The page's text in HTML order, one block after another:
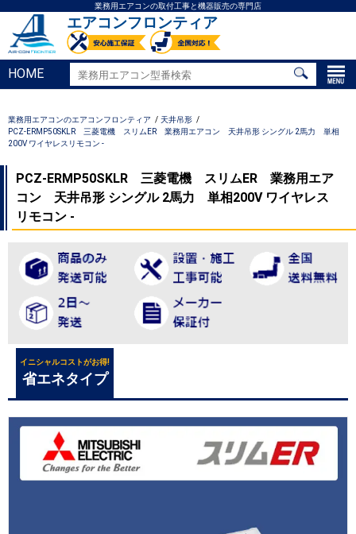
業務用エアコンの取付工事と機器販売の専門店
エアコンフロンティア
HOME
業務用エアコンのエアコンフロンティア
天井吊形
PCZ-ERMP50SKLR 三菱電機 スリムER 業務用エアコン 天井吊形 シングル 2馬力 単相
200V ワイヤレスリモコン -
PCZ-ERMP50SKLR 三菱電機 スリムER 業務用エア
コン 天井吊形 シングル 2馬力 単相200V ワイヤレス
リモコン -
イニシャルコストがお得!
省エネタイプ